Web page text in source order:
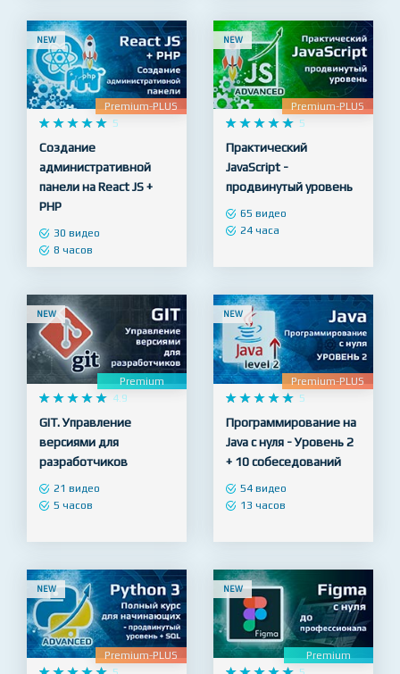
NEW
    
     5
панели на React JS +
PHP
8 часов
NEW
   
   
Практический
JavaScript -
продвинутый уровень
NEW
Premium
    
     4.9
GIT. Управление
версиями для
разработчиков
NEW
Premium-PLUS
    
     5
Программирование на
Java с нуля - Уровень 2
+ 10 собеседований
NEW NEW